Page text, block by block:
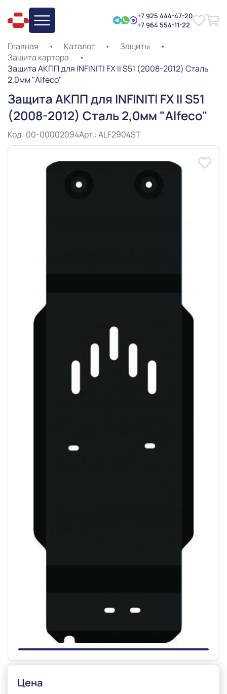
+7 925 444-47-20
+7 964 554-11-22
Главная • Каталог • Защиты
•
Защита картера
•
Защита АКПП для INFINITI FX II S51 (2008-2012) Сталь
2,0мм "Alfeco"
Защита АКПП для INFINITI FX II S51
(2008-2012) Сталь 2,0мм "Alfeco"
Код: 00-00002094Арт.: ALF2904ST
Цена